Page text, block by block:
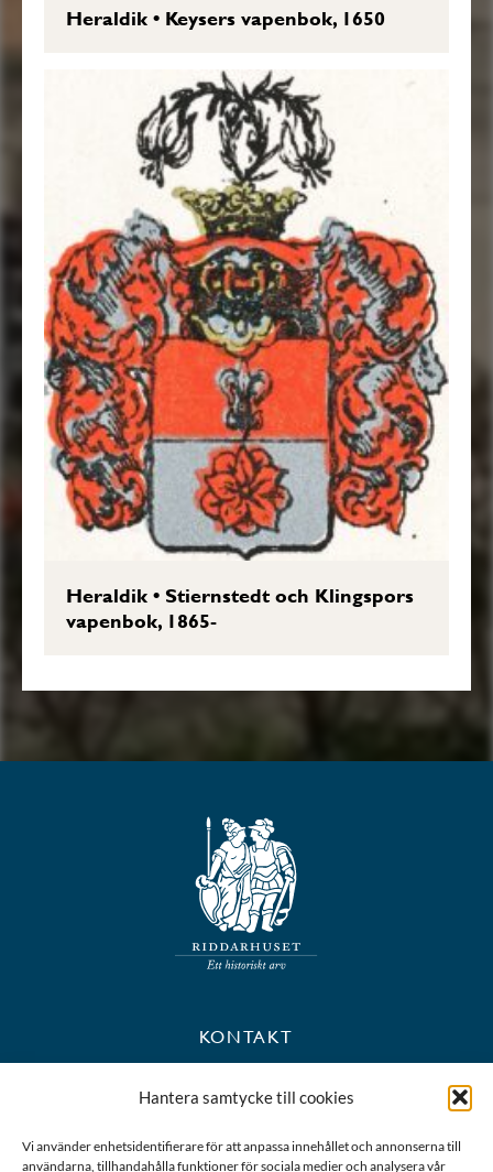
Hantera samtycke till cookies
Vi använder enhetsidentifierare för att anpassa innehållet och annonserna till
användarna, tillhandahålla funktioner för sociala medier och analysera vår
Heraldik• Keysers vapenbok, 1650
Heraldik•Stiernstedt och Klingspors
vapenbok, 1865-
KONTAKT